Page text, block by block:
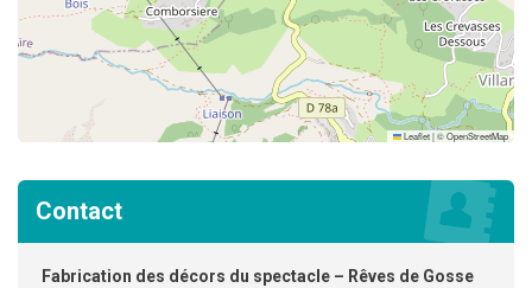
Leaflet|©OpenStreetMap
Contact
Fabrication des décors du spectacle – Rêves de Gosse